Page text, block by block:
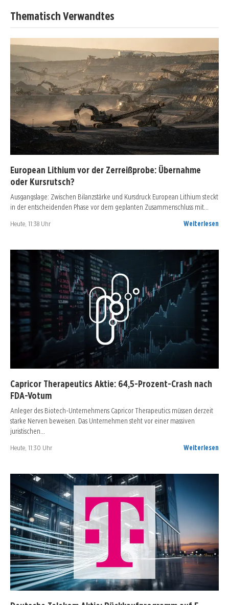
Thematisch Verwandtes
European Lithium vor der Zerreißprobe: Übernahme
oder Kursrutsch?
Ausgangslage: Zwischen Bilanzstärke und Kursdruck European Lithium steckt
in der entscheidenden Phase vor dem geplanten Zusammenschluss mit…
Heute, 11:38 Uhr Weiterlesen
Capricor Therapeutics Aktie: 64,5-Prozent-Crash nach
FDA-Votum
Anleger des Biotech-Unternehmens Capricor Therapeutics müssen derzeit
starke Nerven beweisen. Das Unternehmen steht vor einer massiven
juristischen…
Heute, 11:30 Uhr Weiterlesen